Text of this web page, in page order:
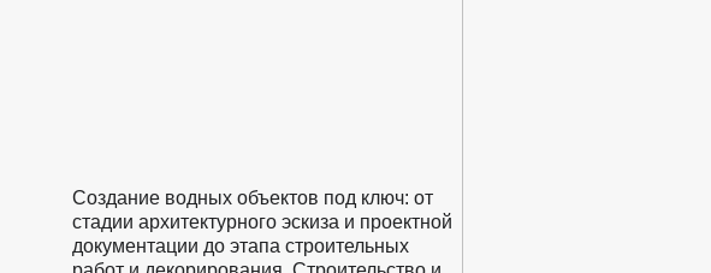
Создание водных объектов под ключ: от
стадии архитектурного эскиза и проектной
документации до этапа строительных